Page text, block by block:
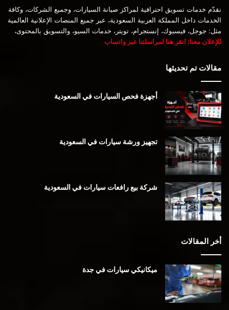
نقدّم خدمات تسويق احترافية لمراكز صيانة السيارات، وجميع الشركات، وكافة
الخدمات داخل المملكة العربية السعودية، عبر جميع المنصات الإعلانية العالمية
مثل: جوجل، فيسبوك، إنستجرام، تويتر، خدمات السيو، والتسويق بالمحتوى،
للإعلان معنا: انقر هنا لمراسلتنا عبر واتساب
مقالات تم تحديثها
أجهزة فحص السيارات في السعودية
تجهيز ورشة سيارات في السعودية
شركة بيع رافعات سيارات في السعودية
أخر المقالات
ميكانيكي سيارات في جدة